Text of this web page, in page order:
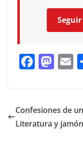
F
b
o
M
d
o
E
l
Confesiones de
Literatura y